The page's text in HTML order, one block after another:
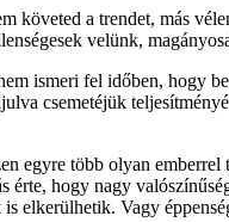
követed a trendet, más
velünk,
ismeri fel időben, hogy
csemetéjük
egyre több olyan
hogy nagy
elkerülhetik. Vagy